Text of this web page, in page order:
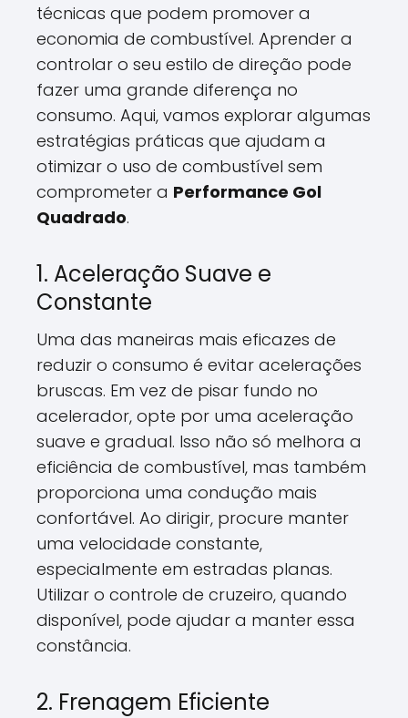
técnicas que podem promover a
economia de combustível. Aprender a
controlar o seu estilo de direção pode
fazer uma grande diferença no
consumo. Aqui, vamos explorar algumas
estratégias práticas que ajudam a
otimizar o uso de combustível sem
comprometer a Performance Gol
Quadrado.
1. Aceleração Suave e
Constante
Uma das maneiras mais eficazes de
reduzir o consumo é evitar acelerações
bruscas. Em vez de pisar fundo no
acelerador, opte por uma aceleração
suave e gradual. Isso não só melhora a
eficiência de combustível, mas também
proporciona uma condução mais
confortável. Ao dirigir, procure manter
uma velocidade constante,
especialmente em estradas planas.
Utilizar o controle de cruzeiro, quando
disponível, pode ajudar a manter essa
constância.
2. Frenagem Eficiente